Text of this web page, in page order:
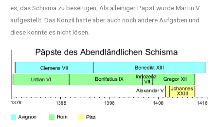
es, das Schisma zu beseitigen, Als alleiniger Papst wurde Martin V.
aufgestellt. Das Konzil hatte aber auch noch andere Aufgaben und
diese konnte es nicht lösen.